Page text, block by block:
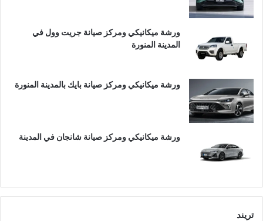
ورشة ميكانيكي ومركز صيانة جريت وول في
المدينة المنورة
ورشة ميكانيكي ومركز صيانة بايك بالمدينة المنورة
ورشة ميكانيكي ومركز صيانة شانجان في المدينة
تريند